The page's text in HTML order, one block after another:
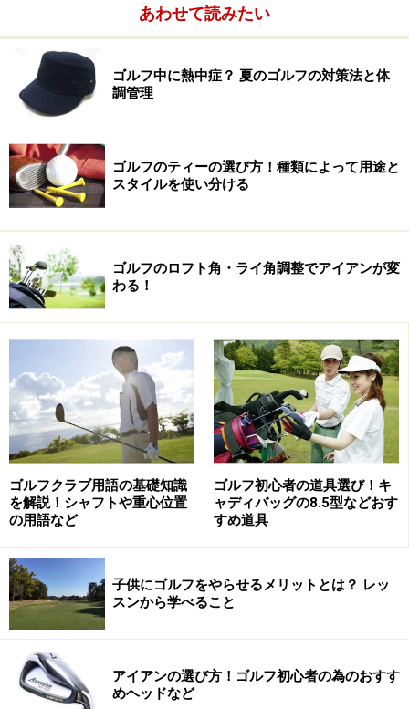
ジャンボ尾崎プロは、今年からアダムスゴルフと契約。
アダムスは、テーラーメイド傘下となり、今年から大々
的に日本に進出するということで、看板プロとしてジャ
ンボさんと契約しましたが、ツアー開幕早々に大仕事を
やってのけた格好です。
今のところ、アダムスゴルフのクラブはユーティリティ
ーのみの模様。ウッドとアイアンに加え、ボールもテー
ラーメイドを使用しているようです。現在のセッティン
グは下記のような内容。今後も変更される可能性が高い
ですが、テーラーメイドのクラブ中心の構成は変わらな
いでしょう。
・ドライバー：テーラーメイド R1
・フェアウェイウッド：テーラーメイド RocketBallz
Stage 2
・ハイブリッド：アダムス SUPER LS
・アイアン：RocketBladezアイアン
・ウェッジ：マスダゴルフ スーパーグースウェッジ
タイプJ
・パター：イエス Callie-12 White Mid
・ボール：テーラーメイド Lethal
い。
あわせて読みたい
ゴルフ中に熱中症？ 夏のゴルフの対策法と体
調管理
ゴルフのティーの選び方！種類によって用途と
スタイルを使い分ける
ゴルフのロフト角・ライ角調整でアイアンが変
わる！
ゴルフクラブ用語の基礎知識
を解説！シャフトや重心位置
の用語など
ゴルフ初心者の道具選び！キ
ャディバッグの8.5型などおす
すめ道具
子供にゴルフをやらせるメリットとは？ レッ
スンから学べること
アイアンの選び方！ゴルフ初心者の為のおすす
めヘッドなど